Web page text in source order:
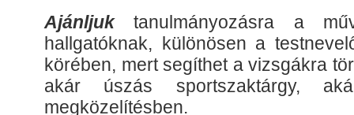
Ajánljuktanulmányozásra a
hallgatóknak, különösen a
körében, mert segíthet a vizsgákra
akár úszás sportszaktárgy,
megközelítésben.